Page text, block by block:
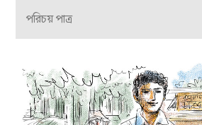
পরিচয় পাত্র